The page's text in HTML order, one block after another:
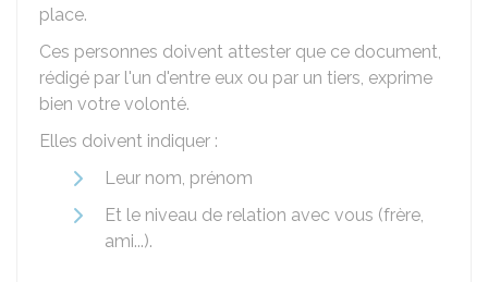
place.
Ces personnes doivent attester que ce document,
rédigé par l'un d'entre eux ou par un tiers, exprime
bien votre volonté.
Elles doivent indiquer :
Leur nom, prénom
Et le niveau de relation avec vous (frère,
ami...).